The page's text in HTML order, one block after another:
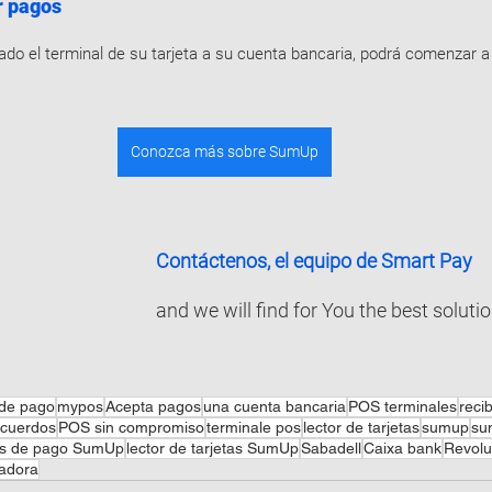
pagos
el terminal de su tarjeta a su cuenta bancaria, podrá comenzar
Conozca más sobre SumUp
Contáctenos, el equipo de Smart Pay
and we will find for You the best
pagomyposAcepta pagosuna cuenta bancariaPOS terminales
POS sin compromisoterminale poslector de tarjetassumup
de pago SumUplector de tarjetas SumUpSabadellCaixa bank